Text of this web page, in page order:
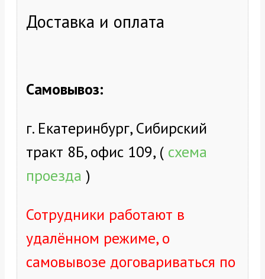
Доставка и оплата
Самовывоз:
г. Екатеринбург, Сибирский
тракт 8Б, офис 109, ( схема
проезда )
Сотрудники работают в
удалённом режиме, о
самовывозе договариваться по